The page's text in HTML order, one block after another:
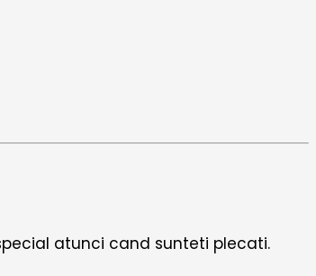
atunci cand sunteti plecati.